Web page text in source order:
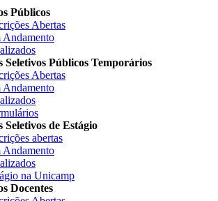
Públicos
Abertas
Andamento
Seletivos Públicos Temporários
Abertas
Andamento
Seletivos de Estágio
abertas
Andamento
na Unicamp
Docentes